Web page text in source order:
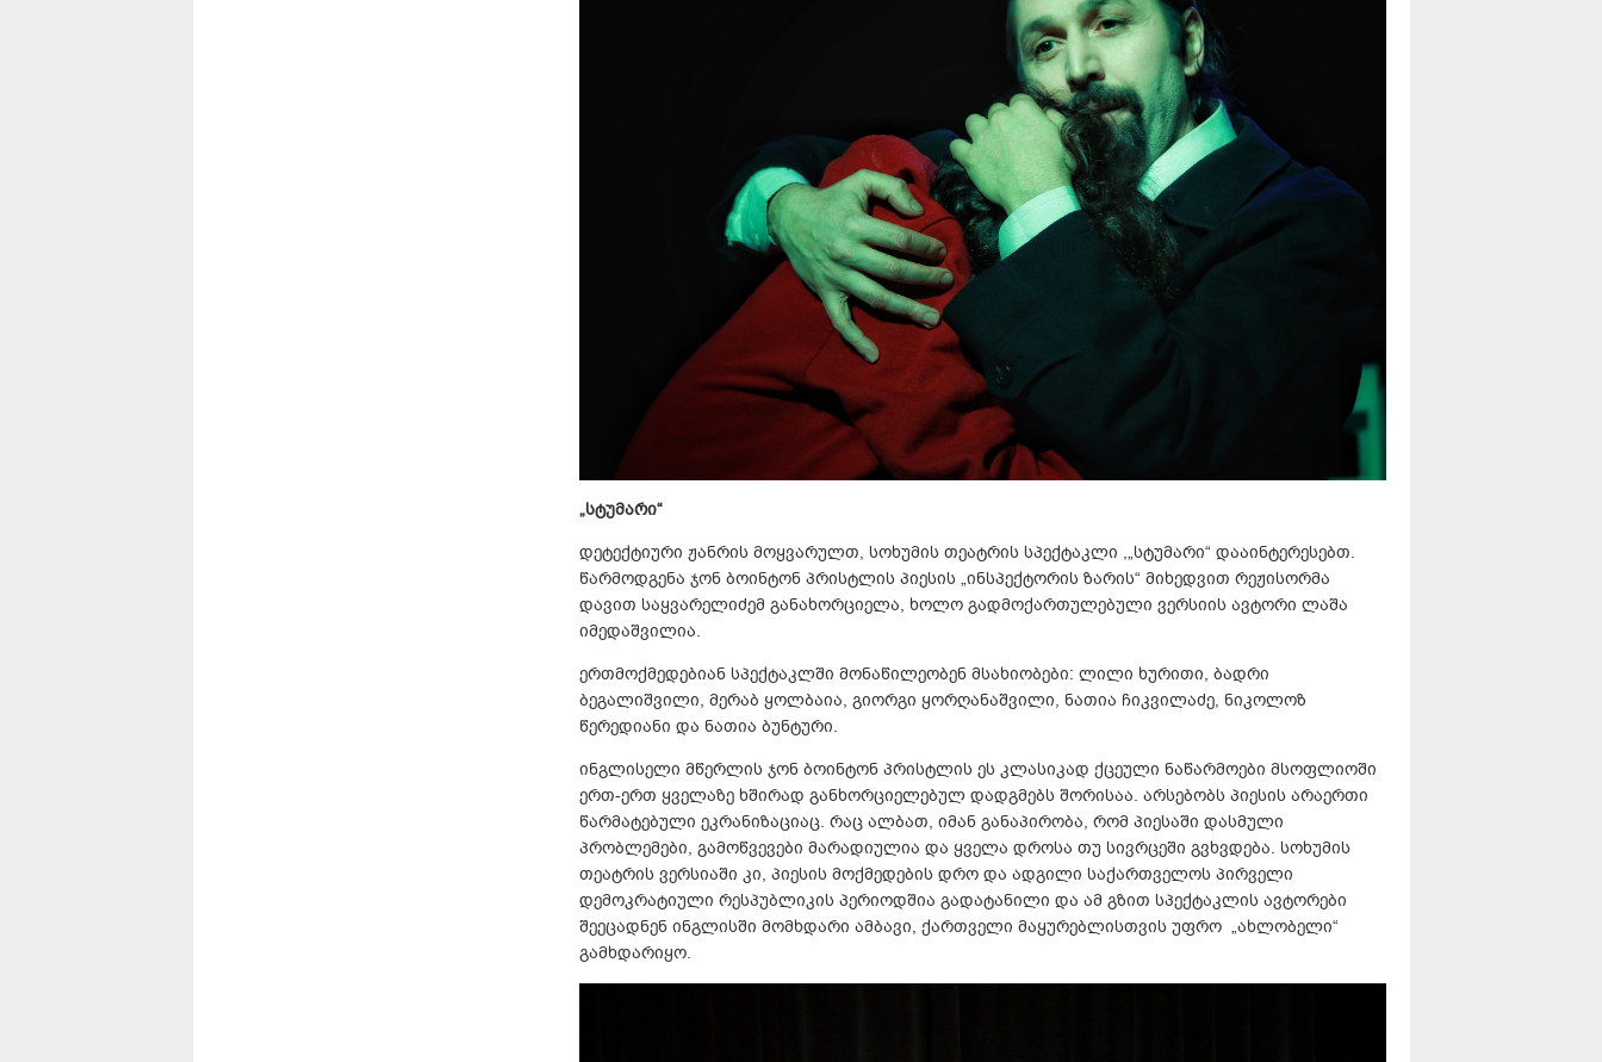
„სტუმარი“
დეტექტიური ჟანრის მოყვარულთ, სოხუმის თეატრის სპექტაკლი ,„სტუმარი“ დააინტერესებთ.
წარმოდგენა ჯონ ბოინტონ პრისტლის პიესის „ინსპექტორის ზარის“ მიხედვით რეჟისორმა
დავით საყვარელიძემ განახორციელა, ხოლო გადმოქართულებული ვერსიის ავტორი ლაშა
იმედაშვილია.
ერთმოქმედებიან სპექტაკლში მონაწილეობენ მსახიობები: ლილი ხურითი, ბადრი
ბეგალიშვილი, მერაბ ყოლბაია, გიორგი ყორღანაშვილი, ნათია ჩიკვილაძე, ნიკოლოზ
წერედიანი და ნათია ბუნტური.
ინგლისელი მწერლის ჯონ ბოინტონ პრისტლის ეს კლასიკად ქცეული ნაწარმოები მსოფლიოში
ერთ-ერთ ყველაზე ხშირად განხორციელებულ დადგმებს შორისაა. არსებობს პიესის არაერთი
წარმატებული ეკრანიზაციაც. რაც ალბათ, იმან განაპირობა, რომ პიესაში დასმული
პრობლემები, გამოწვევები მარადიულია და ყველა დროსა თუ სივრცეში გვხვდება. სოხუმის
თეატრის ვერსიაში კი, პიესის მოქმედების დრო და ადგილი საქართველოს პირველი
დემოკრატიული რესპუბლიკის პერიოდშია გადატანილი და ამ გზით სპექტაკლის ავტორები
შეეცადნენ ინგლისში მომხდარი ამბავი, ქართველი მაყურებლისთვის უფრო „ახლობელი“
გამხდარიყო.